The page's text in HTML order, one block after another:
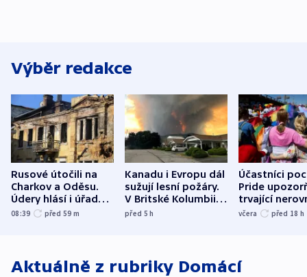
Výběr redakce
Rusové útočili na
Charkov a Oděsu.
Údery hlásí i úřady v
Bělgorodu
08:39 před 59 m
Kanadu i Evropu dál
sužují lesní požáry.
V Britské Kolumbii
evakuovali tisíce lidí
před 5h
Účastníci
Pride
trvající
včera před 18 h
Aktuálně z rubriky Domácí